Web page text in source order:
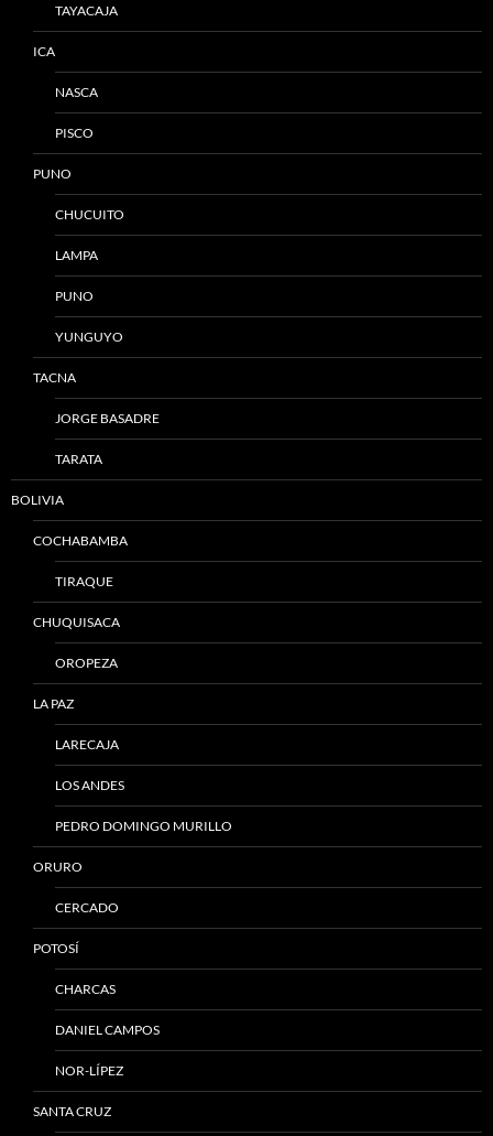
TAYACAJA
ICA
NASCA
PISCO
PUNO
CHUCUITO
LAMPA
PUNO
YUNGUYO
TACNA
JORGE BASADRE
TARATA
BOLIVIA
COCHABAMBA
TIRAQUE
CHUQUISACA
OROPEZA
LA PAZ
LARECAJA
LOS ANDES
PEDRO DOMINGO MURILLO
ORURO
CERCADO
POTOSÍ
CHARCAS
DANIEL CAMPOS
NOR-LÍPEZ
SANTA CRUZ